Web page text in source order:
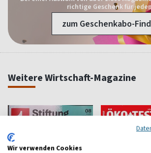
richtige Geschenk für
zum Geschenkabo-
Weitere Wirtschaft-Magazine
Wir verwenden Cookies